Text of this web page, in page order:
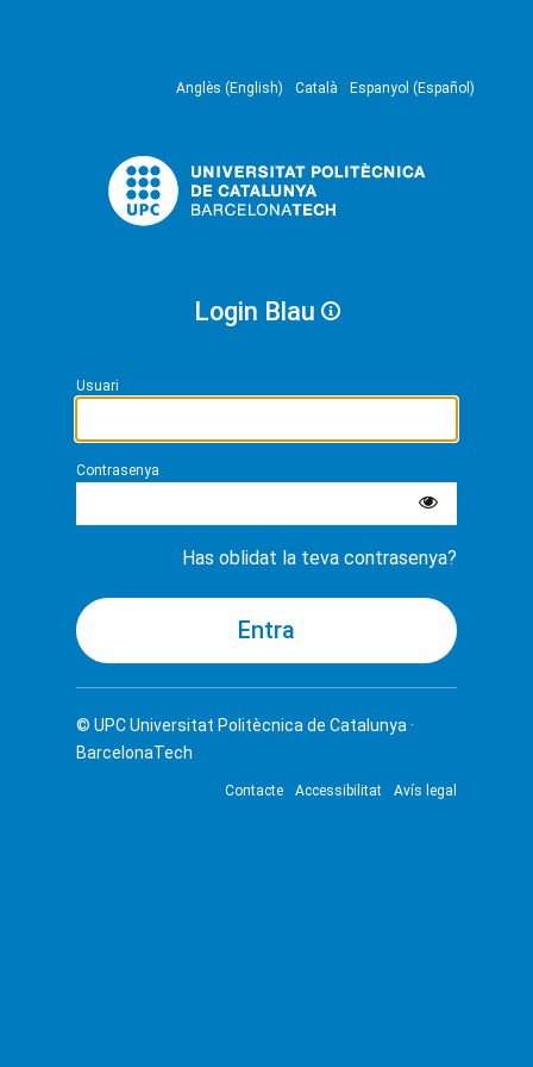
Anglès (English) Català Espanyol (Español)
Login Blau
Usuari
Contrasenya
Has oblidat la teva contrasenya?
© UPCUniversitat Politècnica de Catalunya ·
BarcelonaTech
Contacte Accessibilitat Avís legal